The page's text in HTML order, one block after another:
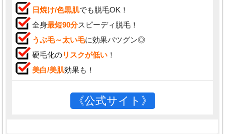
日焼け/色黒肌でも脱毛OK！
全身最短90分スピーディ脱毛！
うぶ毛～太い毛に効果バツグン◎
硬毛化のリスクが低い ！
美白/美肌効果も！
《公式サイト》